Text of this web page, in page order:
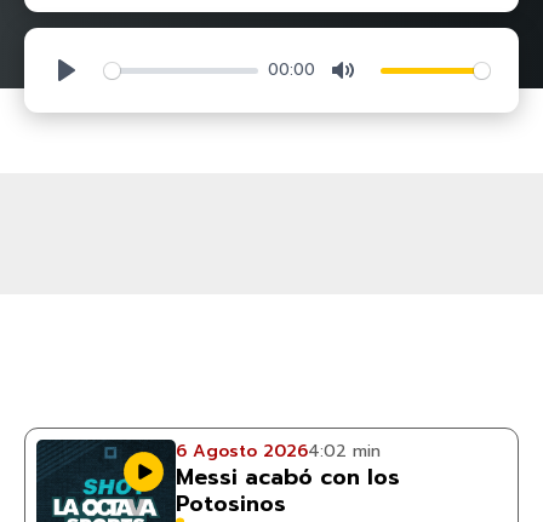
Play 00:00 Mute
6 Agosto 20264:02 min
Messi acabó con los
Potosinos